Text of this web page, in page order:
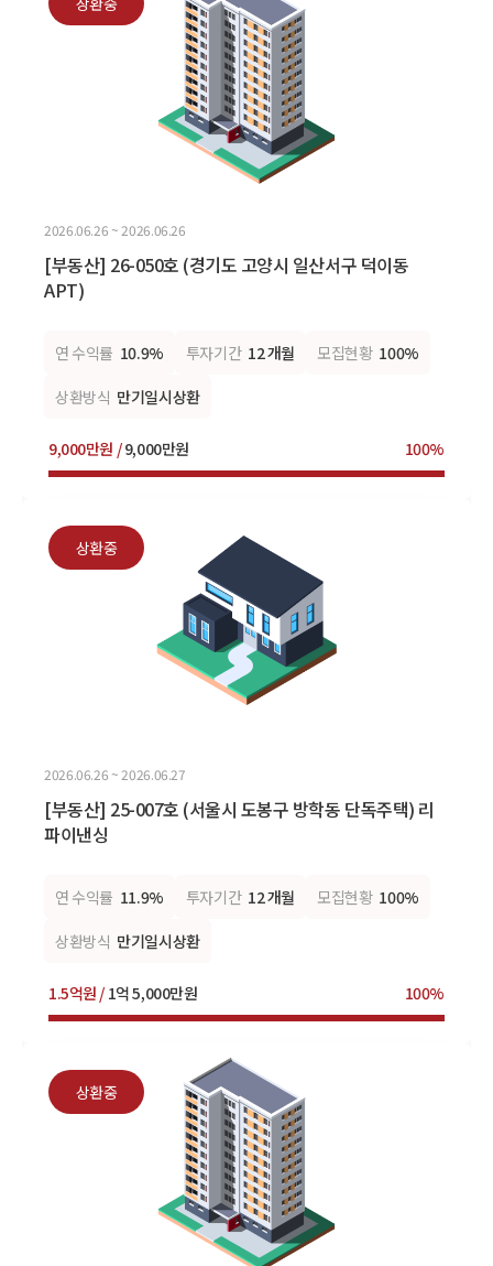
2026.06.26 ~ 2026.06.26
[부동산] 26-050호 (경기도 고양시 일산서구 덕이동
APT)
연 수익률 10.9% 투자기간 12 개월 모집현황 100%
상환방식 만기일시상환
9,000만원 /9,000만원 100%
상환중
2026.06.26 ~ 2026.06.27
[부동산] 25-007호 (서울시 도봉구 방학동 단독주택) 리
파이낸싱
연 수익률 11.9% 투자기간 12 개월 모집현황 100%
상환방식 만기일시상환
1.5억원 / 1억 5,000만원 100%
상환중